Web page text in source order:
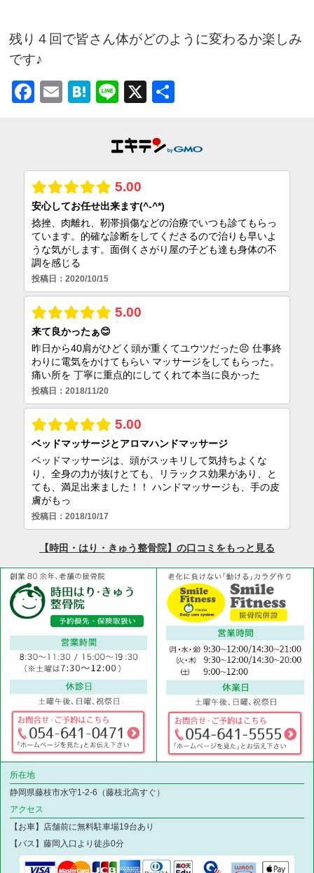
残り４回で皆さん体がどのように変わるか楽しみ
です♪
Facebook
EmailHatena
Line
X
所在地
静岡県藤枝市水守1-2-6（藤枝北高すぐ）
アクセス
【お車】店舗前に無料駐車場19台あり
【バス】藤岡入口より徒歩0分